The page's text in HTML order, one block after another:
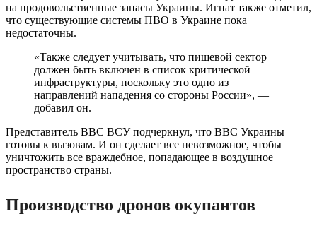
на продовольственные запасы Украины. Игнат также отметил,
что существующие системы ПВО в Украине пока
недостаточны.
«Также следует учитывать, что пищевой сектор
должен быть включен в список критической
инфраструктуры, поскольку это одно из
направлений нападения со стороны России», —
добавил он.
Представитель ВВС ВСУ подчеркнул, что ВВС Украины
готовы к вызовам. И он сделает все невозможное, чтобы
уничтожить все враждебное, попадающее в воздушное
пространство страны.
Производство дронов окупантов